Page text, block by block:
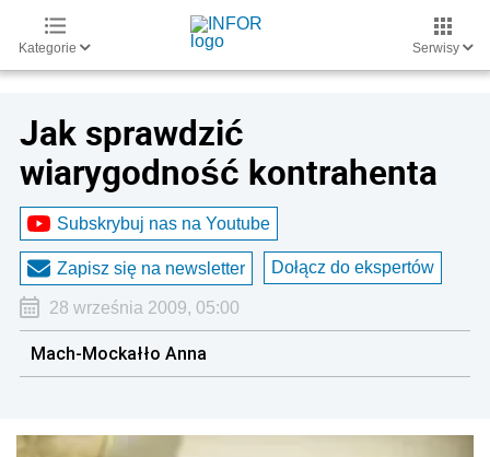
Kategorie Serwisy
Jak sprawdzić
wiarygodność kontrahenta
Subskrybuj nas na Youtube
Zapisz się na newsletter Dołącz do ekspertów
28 września 2009, 05:00
Mach-Mockałło Anna